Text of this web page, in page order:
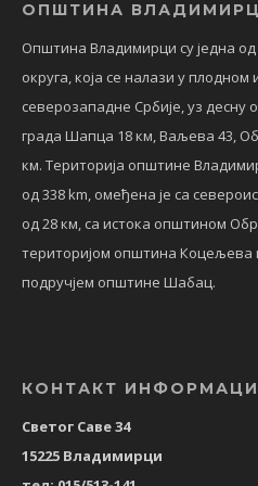
ОПШТИНА
Општина Владимирци су једна
округа, која се налази у
северозападне Србије, уз
града Шапца 18 км, Ваљева 43,
км. Територија општине
од 338 km, омеђена је са
од 28 км, са истока општином
територијом општина Коцељева
подручјем општине Шабац.
КОНТАКТ
Светог Саве 34
15225 Владимирци